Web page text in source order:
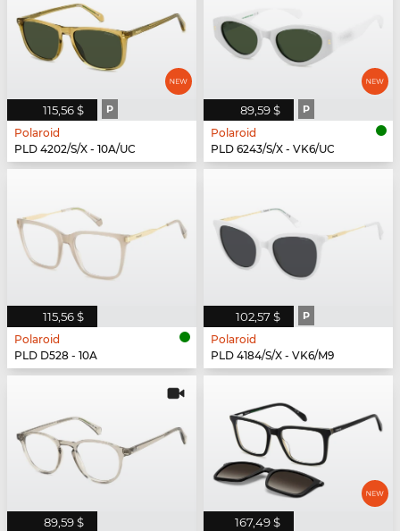
115,56 $ P
Polaroid
PLD 4202/S/X - 10A/UC
89,59 $ P
Polaroid
PLD 6243/S/X - VK6/UC
115,56 $
Polaroid
PLD D528 - 10A
102,57 $ P
Polaroid
PLD 4184/S/X - VK6/M9
89,59 $ 167,49 $